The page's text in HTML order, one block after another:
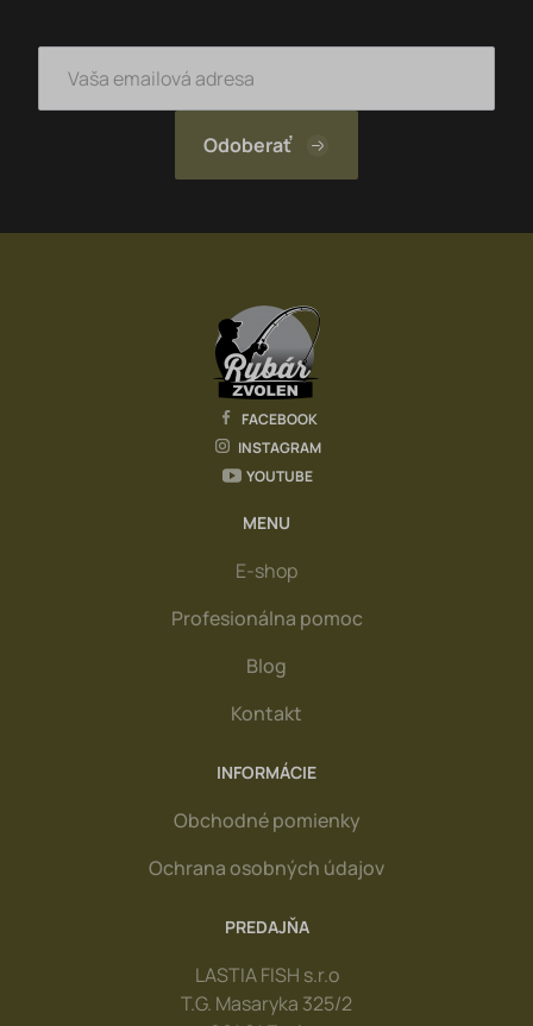
FACEBOOK
INSTAGRAM
YOUTUBE
MENU
E-shop
Profesionálna pomoc
Blog
Kontakt
INFORMÁCIE
Obchodné pomienky
Ochrana osobných údajov
PREDAJŇA
LASTIA FISH s.r.o
T.G. Masaryka 325/2